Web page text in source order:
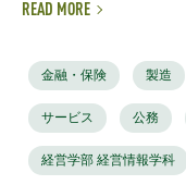
READ MORE
金融・保険 製造
サービス 公務
経営学部 経営情報学科